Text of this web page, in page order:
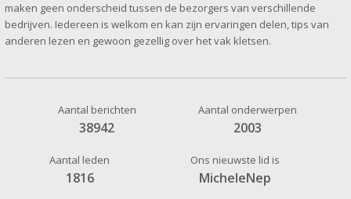
maken geen onderscheid tussen de bezorgers van verschillende
bedrijven. Iedereen is welkom en kan zijn ervaringen delen, tips van
anderen lezen en gewoon gezellig over het vak kletsen.
Aantal berichten
38942
Aantal onderwerpen
2003
Aantal leden
1816
Ons nieuwste lid is
MicheleNep